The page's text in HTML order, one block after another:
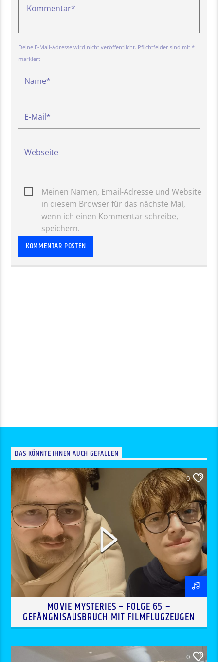
Deine E-Mail-Adresse wird nicht veröffentlicht. Pflichtfelder sind mit *
markiert
Meinen Namen, Email-Adresse und Website
in diesem Browser für das nächste Mal,
wenn ich einen Kommentar schreibe,
speichern.
DAS KÖNNTE IHNEN AUCH GEFALLEN
0
MOVIE MYSTERIES – FOLGE 65 –
GEFÄNGNISAUSBRUCH MIT FILMFLUGZEUGEN
0